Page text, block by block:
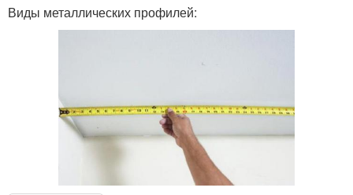
Виды металлических профилей: